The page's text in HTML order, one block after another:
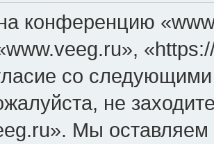
конференцию
со
не
Мы оставляем